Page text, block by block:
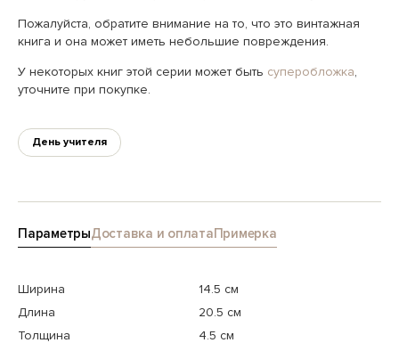
Пожалуйста, обратите внимание на то, что это винтажная
книга и она может иметь небольшие повреждения.
У некоторых книг этой серии может быть суперобложка,
уточните при покупке.
День учителя
ПараметрыДоставка и оплатаПримерка
Ширина
14.5 см
Длина
20.5 см
Толщина
4.5 см